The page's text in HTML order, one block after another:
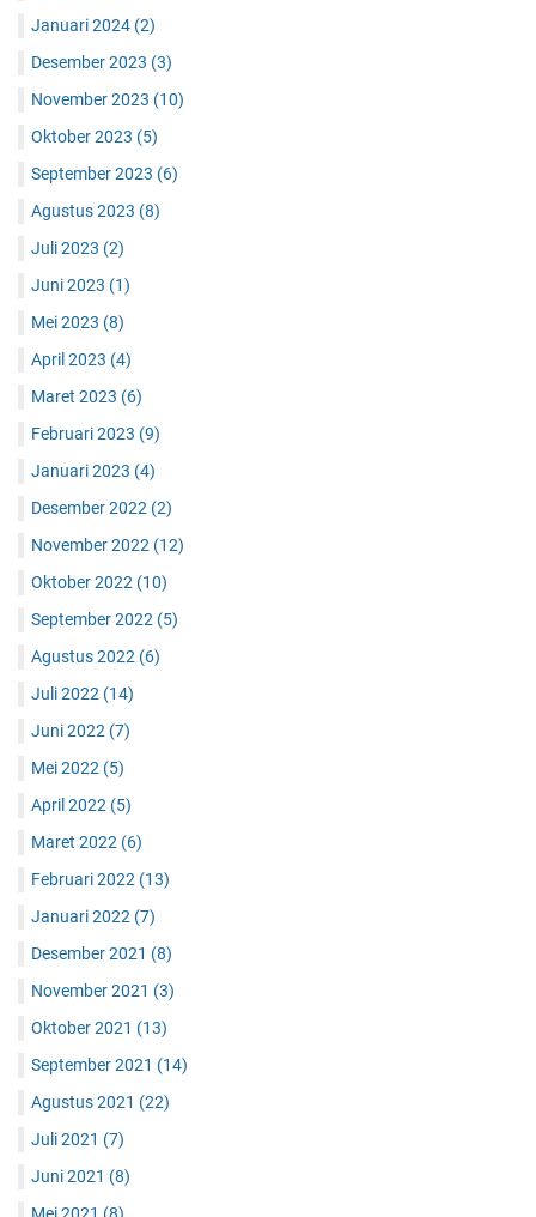
Januari 2024 (2)
Desember 2023 (3)
November 2023 (10)
Oktober 2023 (5)
September 2023 (6)
Agustus 2023 (8)
Juli 2023 (2)
Juni 2023 (1)
Mei 2023 (8)
April 2023 (4)
Maret 2023 (6)
Februari 2023 (9)
Januari 2023 (4)
Desember 2022 (2)
November 2022 (12)
Oktober 2022 (10)
September 2022 (5)
Agustus 2022 (6)
Juli 2022 (14)
Juni 2022 (7)
Mei 2022 (5)
April 2022 (5)
Maret 2022 (6)
Februari 2022 (13)
Januari 2022 (7)
Desember 2021 (8)
November 2021 (3)
Oktober 2021 (13)
September 2021 (14)
Agustus 2021 (22)
Juli 2021 (7)
Juni 2021 (8)